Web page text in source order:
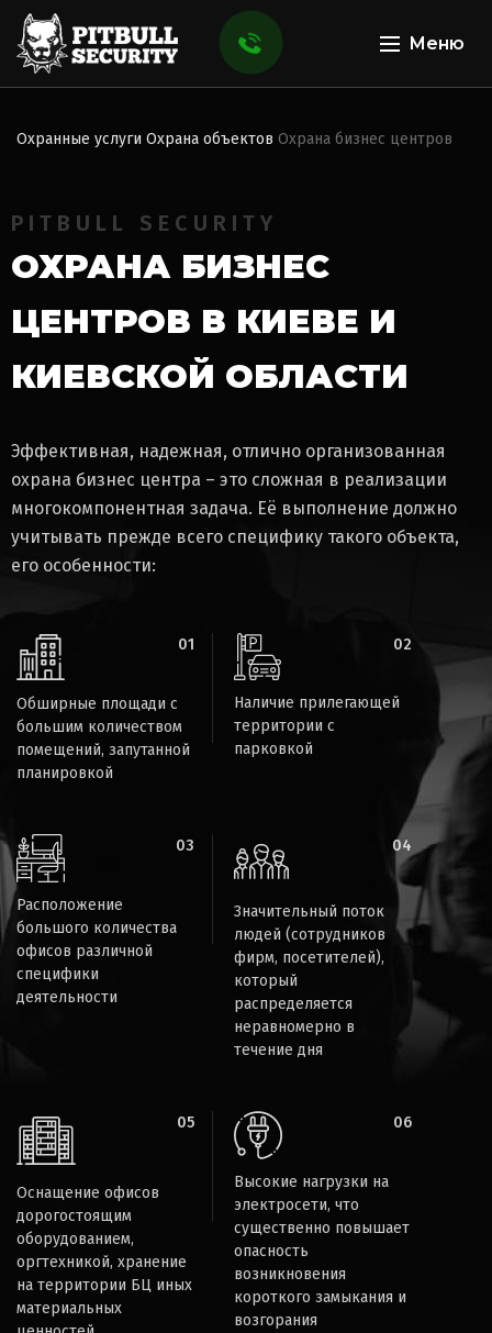
Меню
Охранные услуги Охрана объектов Охрана бизнес центров
PITBULL SECURITY
ОХРАНА БИЗНЕС
ЦЕНТРОВ В КИЕВЕ И
КИЕВСКОЙ ОБЛАСТИ
Эффективная, надежная, отлично организованная
охрана бизнес центра – это сложная в реализации
многокомпонентная задача. Её выполнение должно
учитывать прежде всего специфику такого объекта,
его особенности:
01
Обширные площади с
большим количеством
помещений, запутанной
планировкой
02
Наличие прилегающей
территории с
парковкой
03
Расположение
большого количества
офисов различной
специфики
деятельности
04
Значительный поток
людей (сотрудников
фирм, посетителей),
который
распределяется
неравномерно в
течение дня
05
Оснащение офисов
дорогостоящим
оборудованием,
оргтехникой, хранение
на территории БЦ иных
материальных
06
Высокие нагрузки на
электросети, что
существенно повышает
опасность
возникновения
короткого замыкания и
возгорания